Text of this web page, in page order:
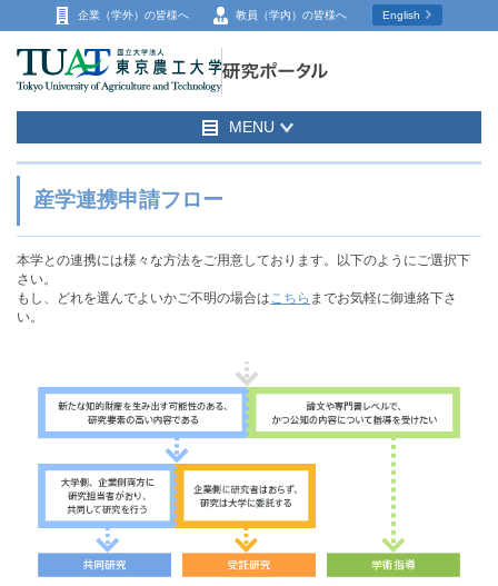
企業（学外）の皆様へ 教員（学内）の皆様へ English
MENU
産学連携申請フロー
本学との連携には様々な方法をご用意しております。以下のようにご選択下
さい。
もし、どれを選んでよいかご不明の場合は こちら までお気軽に御連絡下さ
い。